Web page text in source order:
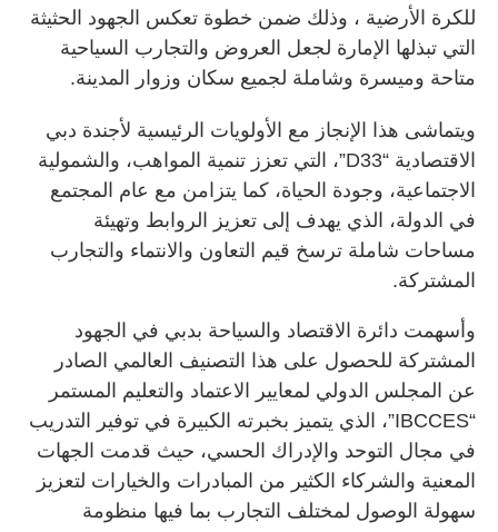
للكرة الأرضية ، وذلك ضمن خطوة تعكس الجهود الحثيثة
التي تبذلها الإمارة لجعل العروض والتجارب السياحية
متاحة وميسرة وشاملة لجميع سكان وزوار المدينة.
ويتماشى هذا الإنجاز مع الأولويات الرئيسية لأجندة دبي
الاقتصادية “D33”، التي تعزز تنمية المواهب، والشمولية
الاجتماعية، وجودة الحياة، كما يتزامن مع عام المجتمع
في الدولة، الذي يهدف إلى تعزيز الروابط وتهيئة
مساحات شاملة ترسخ قيم التعاون والانتماء والتجارب
المشتركة.
وأسهمت دائرة الاقتصاد والسياحة بدبي في الجهود
المشتركة للحصول على هذا التصنيف العالمي الصادر
عن المجلس الدولي لمعايير الاعتماد والتعليم المستمر
“IBCCES”، الذي يتميز بخبرته الكبيرة في توفير التدريب
في مجال التوحد والإدراك الحسي، حيث قدمت الجهات
المعنية والشركاء الكثير من المبادرات والخيارات لتعزيز
سهولة الوصول لمختلف التجارب بما فيها منظومة